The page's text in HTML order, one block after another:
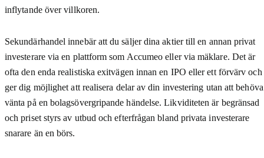
inflytande över villkoren.
Sekundärhandel innebär att du säljer dina aktier till en annan privat
investerare via en plattform som Accumeo eller via mäklare. Det är
ofta den enda realistiska exitvägen innan en IPO eller ett förvärv och
ger dig möjlighet att realisera delar av din investering utan att behöva
vänta på en bolagsövergripande händelse. Likviditeten är begränsad
och priset styrs av utbud och efterfrågan bland privata investerare
snarare än en börs.